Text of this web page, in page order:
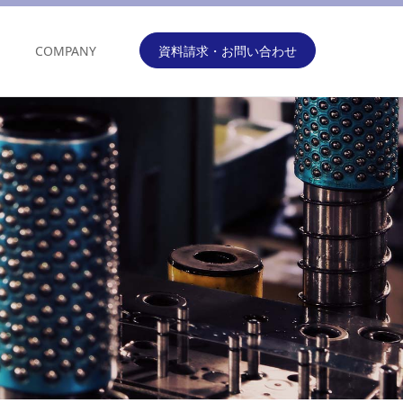
COMPANY 資料請求・お問い合わせ